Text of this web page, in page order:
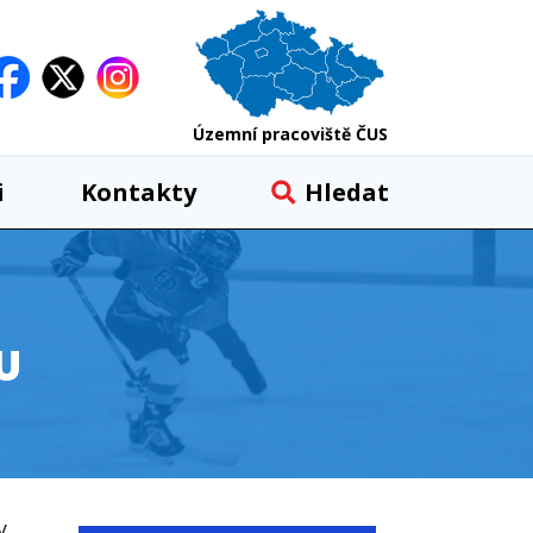
Územní pracoviště ČUS
Kontakty Hledat